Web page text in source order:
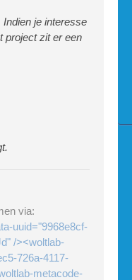
je interesse
project zit er een
via:
uuid="9968e8cf-
/><woltlab-
726a-4117-
metacode-